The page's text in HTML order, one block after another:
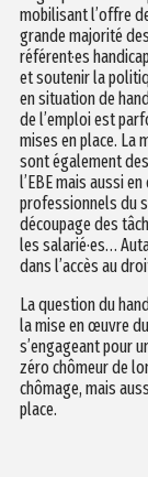
mobilisant l’offre
grande majorité
référent·es
et soutenir la
en situation de
de l’emploi est
mises en place. La
sont également
l’EBE mais aussi
professionnels du
découpage des
les salarié·es…
dans l’accès au
La question du
la mise en œuvre
s’engageant pour
zéro chômeur de
chômage, mais
place.